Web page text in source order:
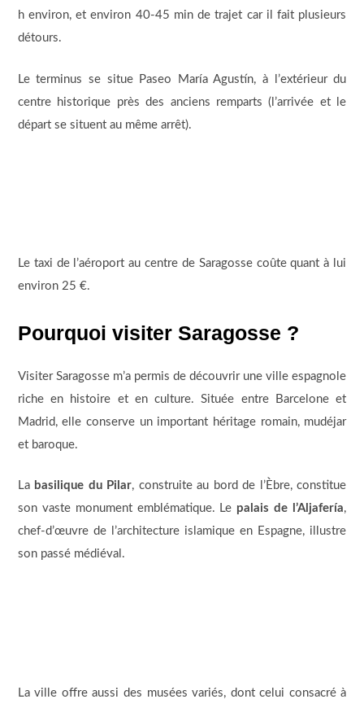
h environ, et environ 40-45 min de trajet car il fait plusieurs
détours.
Le terminus se situe Paseo María Agustín, à l’extérieur du
centre historique près des anciens remparts (l’arrivée et le
départ se situent au même arrêt).
Le taxi de l’aéroport au centre de Saragosse coûte quant à lui
environ 25 €.
Pourquoi visiter Saragosse ?
Visiter Saragosse m’a permis de découvrir une ville espagnole
riche en histoire et en culture. Située entre Barcelone et
Madrid, elle conserve un important héritage romain, mudéjar
et baroque.
La basilique du Pilar, construite au bord de l’Èbre, constitue
son vaste monument emblématique. Le palais de l’Aljafería,
chef-d’œuvre de l’architecture islamique en Espagne, illustre
son passé médiéval.
La ville offre aussi des musées variés, dont celui consacré à